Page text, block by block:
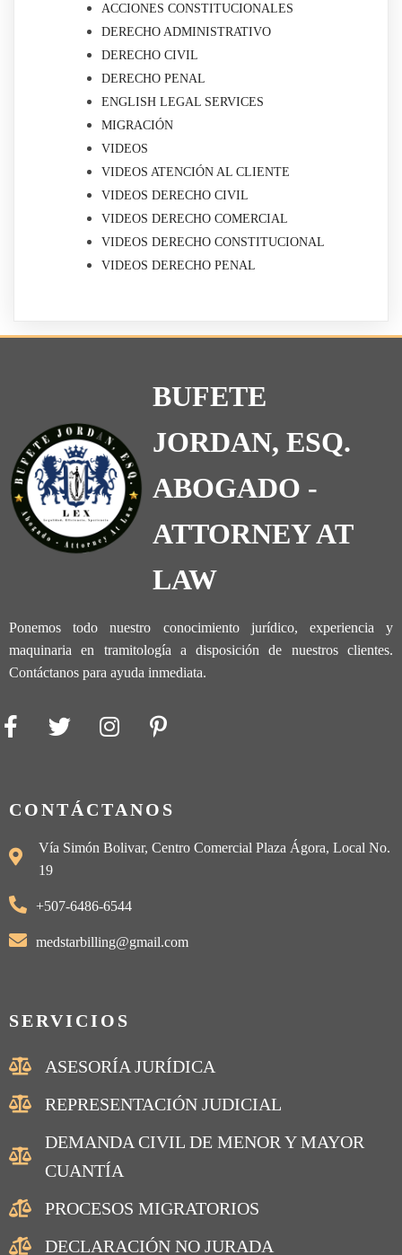
ACCIONES CONSTITUCIONALES
DERECHO ADMINISTRATIVO
DERECHO CIVIL
DERECHO PENAL
ENGLISH LEGAL SERVICES
MIGRACIÓN
VIDEOS
VIDEOS ATENCIÓN AL CLIENTE
VIDEOS DERECHO CIVIL
VIDEOS DERECHO COMERCIAL
VIDEOS DERECHO CONSTITUCIONAL
VIDEOS DERECHO PENAL
BUFETE
JORDAN, ESQ.
ABOGADO -
ATTORNEY AT
LAW
Ponemos todo nuestro conocimiento jurídico, experiencia y
maquinaria en tramitología a disposición de nuestros clientes.
Contáctanos para ayuda inmediata.
CONTÁCTANOS
Vía Simón Bolivar, Centro Comercial Plaza Ágora, Local No.
19
+507-6486-6544
medstarbilling@gmail.com
SERVICIOS
ASESORÍA JURÍDICA
REPRESENTACIÓN JUDICIAL
DEMANDA CIVIL DE MENOR Y MAYOR
CUANTÍA
PROCESOS MIGRATORIOS
DECLARACIÓN NO JURADA